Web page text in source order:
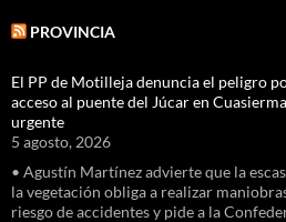
PROVINCIA
El PP de Motilleja denuncia el peligro
acceso al puente del Júcar en
urgente
5 agosto, 2026
• Agustín Martínez advierte que la
la vegetación obliga a realizar
riesgo de accidentes y pide a la